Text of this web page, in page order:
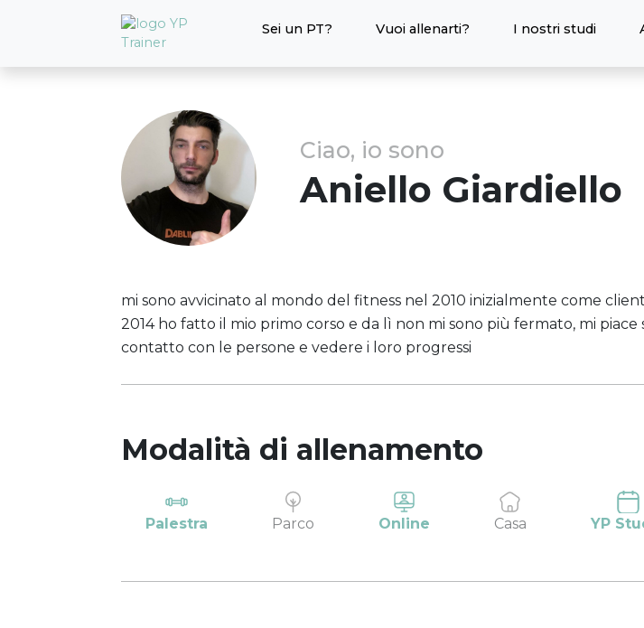
Sei un PT? Vuoi allenarti? I nostri studi
Ciao, io sono
Aniello Giardiello
mi sono avvicinato al mondo del fitness nel 2010 inizialmente come
2014 ho fatto il mio primo corso e da lì non mi sono più fermato, mi piace
contatto con le persone e vedere i loro progressi
Modalità di allenamento
Palestra Parco Online Casa YP